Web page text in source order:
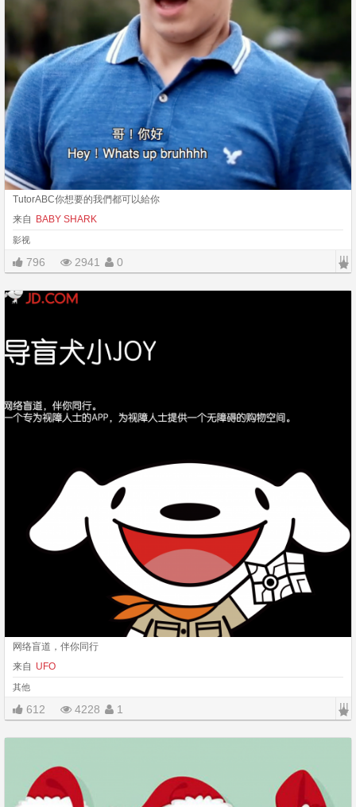
TutorABC你想要的我們都可以給你
来自
BABY SHARK
影视
796 2941 0 |||
网络盲道，伴你同行
来自 UFO
其他
612 4228 1 |||